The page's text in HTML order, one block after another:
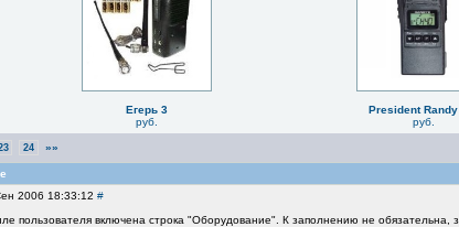
Егерь 3
руб.
President
руб.
24 »»
2006 18:33:12 #
пользователя включена строка "Оборудование". К заполнению не обязательна,